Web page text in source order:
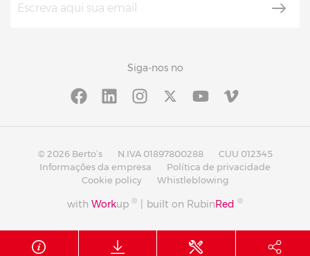
Siga-nos no
© 2026 Berto’s N.IVA 01897800288
CUU 012345
Informações da empresa
Política de privacidade
Cookie policy
Whistleblowing
with Workup ® built on RubinRed ®